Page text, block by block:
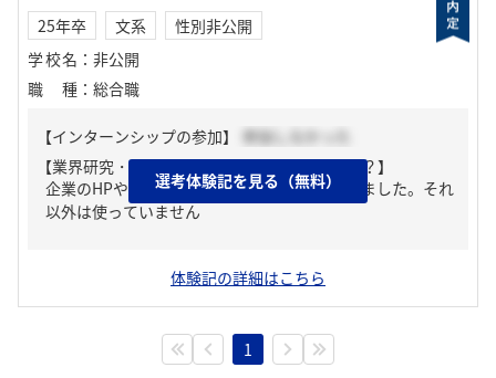
25年卒 文系
性別非公開
学校名 ： 非公開
職種 ： 総合職
【インターンシップの参加】
参加しなかった
【業界研究・企業研究はどんな風にしましたか？】
企業のHPやマイナビ上の情報を一通り目にしました。それ
以外は使っていません
選考体験記を見る（無料）
体験記の詳細はこちら
1